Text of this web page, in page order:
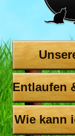
Entlaufen
Wie kann